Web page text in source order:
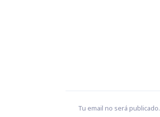
Tu email no será publicado.